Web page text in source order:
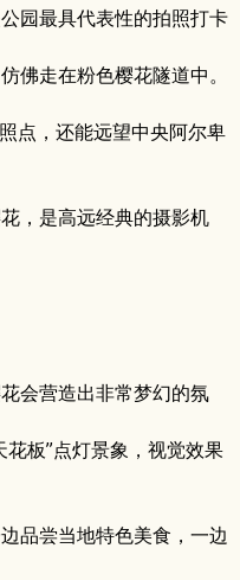
园最具代表性的拍照打卡
佛走在粉色樱花隧道中。
点，还能远望中央阿尔卑
，是高远经典的摄影机
会营造出非常梦幻的氛
板”点灯景象，视觉效果
品尝当地特色美食，一边